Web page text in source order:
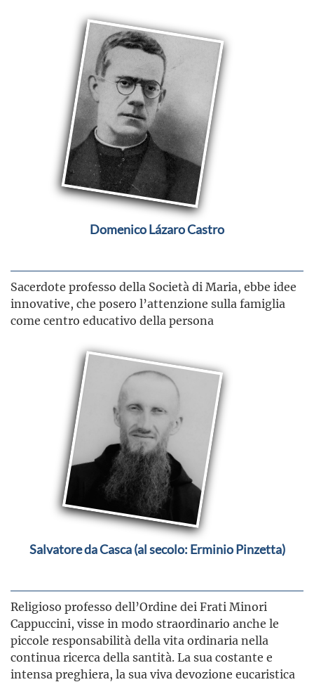
Domenico Lázaro Castro
Sacerdote professo della Società di Maria, ebbe idee
innovative, che posero l’attenzione sulla famiglia
come centro educativo della persona
Salvatore da Casca (al secolo: Erminio Pinzetta)
Religioso professo dell’Ordine dei Frati Minori
Cappuccini, visse in modo straordinario anche le
piccole responsabilità della vita ordinaria nella
continua ricerca della santità. La sua costante e
intensa preghiera, la sua viva devozione eucaristica